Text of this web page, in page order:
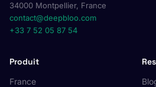
34000 Montpellier, France
contact@deepbloo.com
+33 7 52 05 87 54
Produit
France